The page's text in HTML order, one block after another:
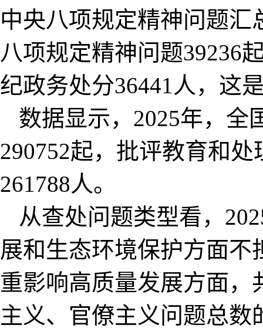
中央八项规定精神问题
八项规定精神问题39236
纪政务处分36441人，这
数据显示，2025年，全
290752起，批评教育和
261788人。
从查处问题类型看，
展和生态环境保护方面
重影响高质量发展方面，
主义、官僚主义问题总数